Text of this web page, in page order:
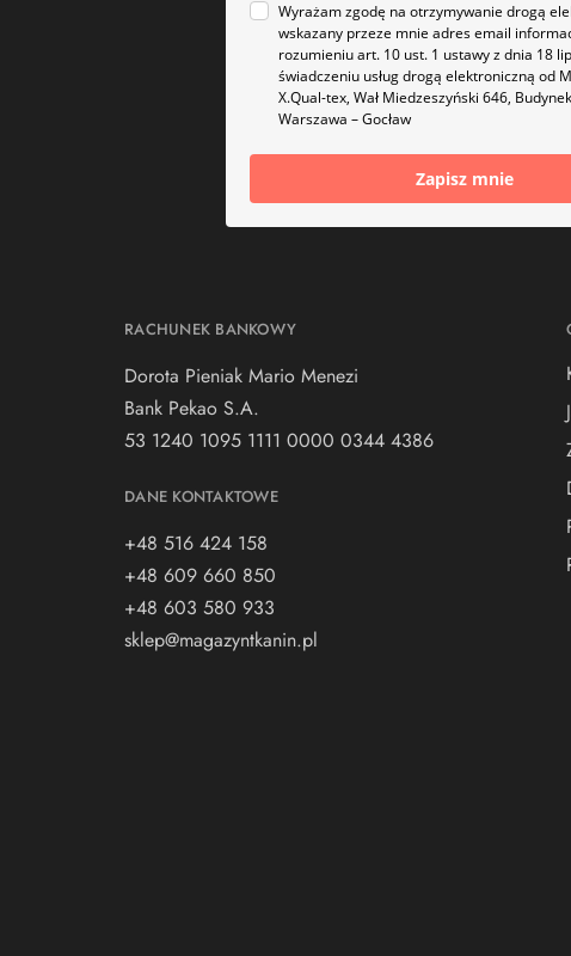
Wyrażam zgodę na otrzymywanie drogą
wskazany przeze mnie adres email
rozumieniu art. 10 ust. 1 ustawy z dnia 18
świadczeniu usług drogą elektroniczną od
X.Qual-tex, Wał Miedzeszyński 646,
Warszawa – Gocław
Zapisz mnie
RACHUNEK BANKOWY
Dorota Pieniak Mario Menezi
Bank Pekao S.A.
53 1240 1095 1111 0000 0344 4386
DANE KONTAKTOWE
+48 516 424 158
+48 609 660 850
+48 603 580 933
sklep@magazyntkanin.pl